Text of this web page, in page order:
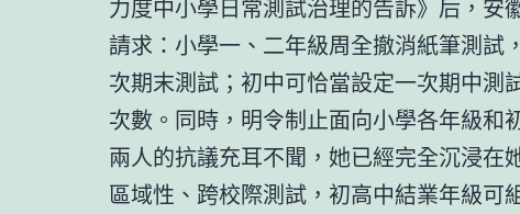
力度中小學日常測試治理的告訴》后，安
請求：小學一、二年級周全撤消紙筆測試
次期末測試；初中可恰當設定一次期中測
次數。同時，明令制止面向小學各年級和
兩人的抗議充耳不聞，她已經完全沉浸在
區域性、跨校際測試，初高中結業年級可